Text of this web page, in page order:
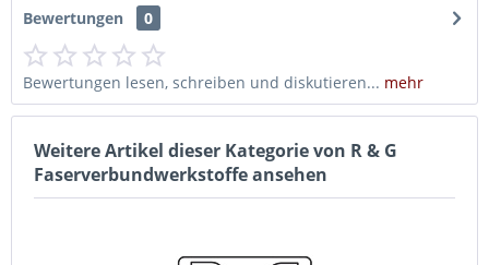
Bewertungen 0
Bewertungen lesen, schreiben und diskutieren... mehr
Weitere Artikel dieser Kategorie von R & G
Faserverbundwerkstoffe ansehen